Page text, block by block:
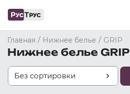
Главная / Нижнее белье / GRIP
Нижнее белье GRIP
Без сортировки